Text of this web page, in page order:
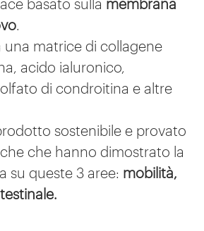
basato sulla membrana
.
matrice di collagene
acido ialuronico,
di condroitina e altre
sostenibile e provato
che hanno dimostrato la
su queste 3 aree: mobilità,